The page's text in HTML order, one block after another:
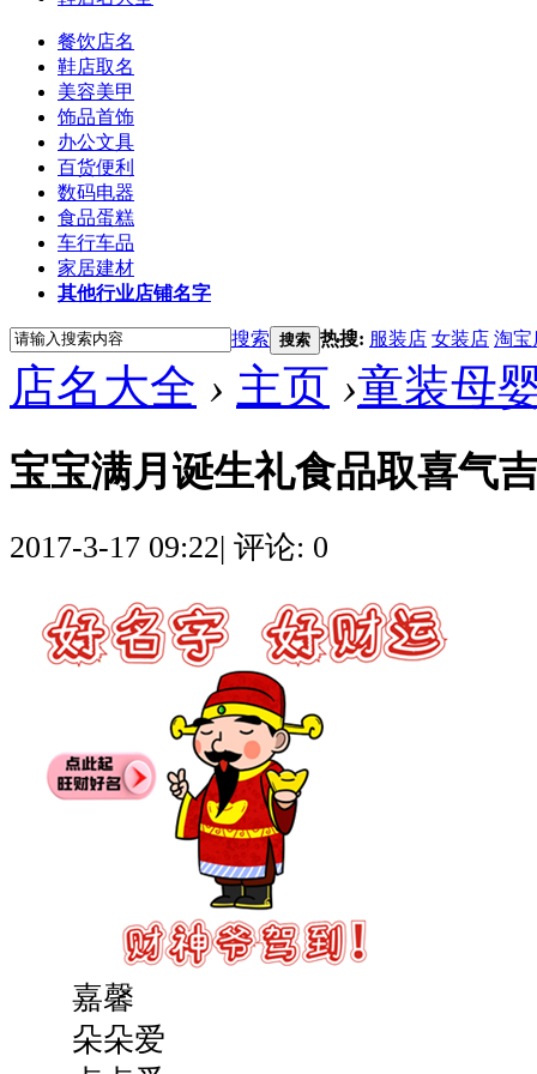
餐饮店名
鞋店取名
美容美甲
饰品首饰
办公文具
百货便利
数码电器
食品蛋糕
车行车品
家居建材
其他行业店铺名字
搜索 搜索 热搜: 服装店 女装店 淘宝
店名大全 › 主页 ›童装母
宝宝满月诞生礼食品取喜气
2017-3-17 09:22| 评论: 0
嘉馨
朵朵爱